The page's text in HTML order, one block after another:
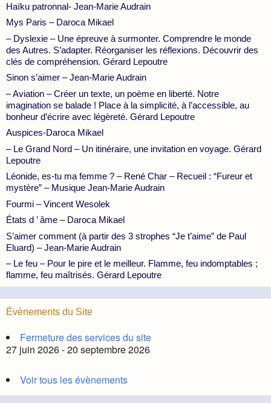
Haïku patronnal- Jean-Marie Audrain
Mys Paris – Daroca Mikael
– Dyslexie – Une épreuve à surmonter. Comprendre le monde
des Autres. S’adapter. Réorganiser les réflexions. Découvrir des
clés de compréhension. Gérard Lepoutre
Sinon s’aimer – Jean-Marie Audrain
– Aviation – Créer un texte, un poème en liberté. Notre
imagination se balade ! Place à la simplicité, à l’accessible, au
bonheur d’écrire avec légèreté. Gérard Lepoutre
Auspices-Daroca Mikael
– Le Grand Nord – Un itinéraire, une invitation en voyage. Gérard
Lepoutre
Léonide, es-tu ma femme ? – René Char – Recueil : “Fureur et
mystère” – Musique Jean-Marie Audrain
Fourmi – Vincent Wesolek
États d ’ âme – Daroca Mikael
S’aimer comment (à partir des 3 strophes “Je t’aime” de Paul
Eluard) – Jean-Marie Audrain
– Le feu – Pour le pire et le meilleur. Flamme, feu indomptables ;
flamme, feu maîtrisés. Gérard Lepoutre
Évènements du Site
Fermeture des services du site
27 juin 2026 - 20 septembre 2026
Voir tous les évènements